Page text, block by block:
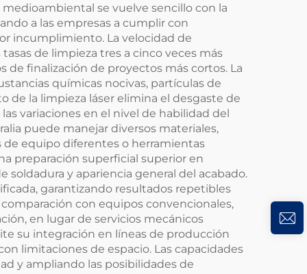
se vuelve sencillo con la
a las empresas a cumplir con
incumplimiento. La velocidad de
de limpieza tres a cinco veces más
finalización de proyectos más cortos. La
químicas nocivas, partículas de
de la limpieza láser elimina el desgaste de
variaciones en el nivel de habilidad del
puede manejar diversos materiales,
de equipo diferentes o herramientas
preparación superficial superior en
y apariencia general del acabado.
garantizando resultados repetibles
con equipos convencionales,
en lugar de servicios mecánicos
su integración en líneas de producción
limitaciones de espacio. Las capacidades
y ampliando las posibilidades de